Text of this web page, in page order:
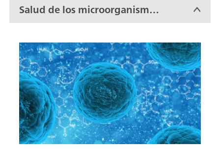
Salud de los microorganismos,
por ejemplo, para el
tratamiento de aguas
residuales y procesos de
fermentación